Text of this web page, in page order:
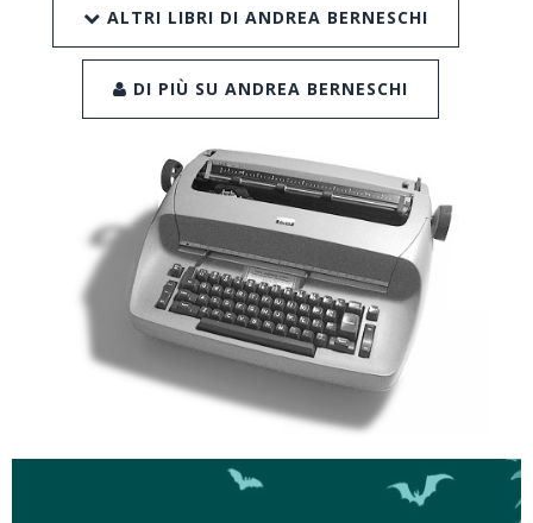
ALTRI LIBRI DI ANDREA BERNESCHI
DI PIÙ SU ANDREA BERNESCHI